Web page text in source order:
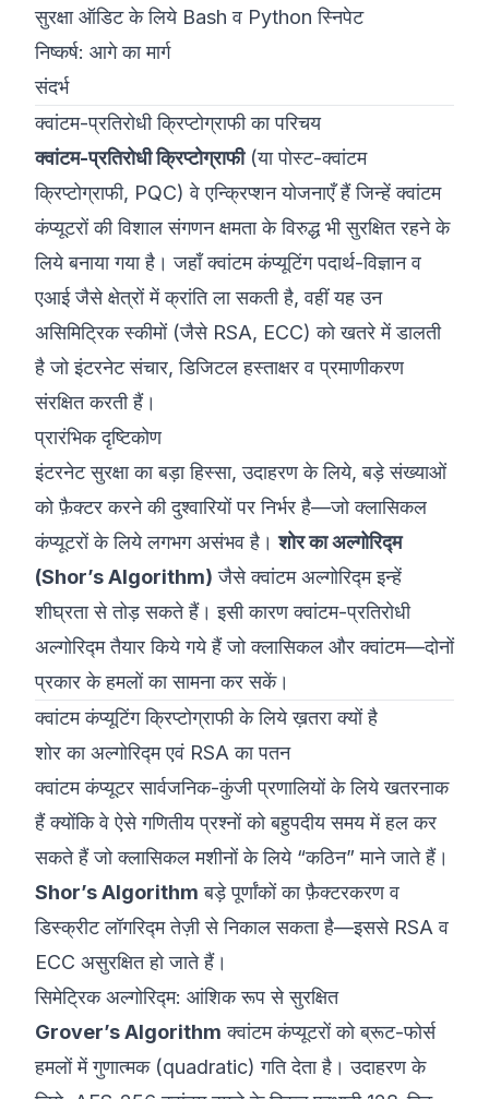
सुरक्षा ऑडिट के लिये Bash व Python स्निपेट
निष्कर्ष: आगे का मार्ग
संदर्भ
क्वांटम-प्रतिरोधी क्रिप्टोग्राफी का परिचय
क्वांटम-प्रतिरोधी क्रिप्टोग्राफी(या पोस्ट-क्वांटम
क्रिप्टोग्राफी, PQC) वे एन्क्रिप्शन योजनाएँ हैं जिन्हें क्वांटम
कंप्यूटरों की विशाल संगणन क्षमता के विरुद्ध भी सुरक्षित रहने के
लिये बनाया गया है। जहाँ क्वांटम कंप्यूटिंग पदार्थ-विज्ञान व
एआई जैसे क्षेत्रों में क्रांति ला सकती है, वहीं यह उन
असिमिट्रिक स्कीमों (जैसे RSA, ECC) को खतरे में डालती
है जो इंटरनेट संचार, डिजिटल हस्ताक्षर व प्रमाणीकरण
संरक्षित करती हैं।
प्रारंभिक दृष्टिकोण
इंटरनेट सुरक्षा का बड़ा हिस्सा, उदाहरण के लिये, बड़े संख्याओं
को फ़ैक्टर करने की दुश्वारियों पर निर्भर है—जो क्लासिकल
कंप्यूटरों के लिये लगभग असंभव है।शोर का अल्गोरिद्म
(Shor’s Algorithm) जैसे क्वांटम अल्गोरिद्म इन्हें
शीघ्रता से तोड़ सकते हैं। इसी कारण क्वांटम-प्रतिरोधी
अल्गोरिद्म तैयार किये गये हैं जो क्लासिकल और क्वांटम—दोनों
प्रकार के हमलों का सामना कर सकें।
क्वांटम कंप्यूटिंग क्रिप्टोग्राफी के लिये ख़तरा क्यों है
शोर का अल्गोरिद्म एवं RSA का पतन
क्वांटम कंप्यूटर सार्वजनिक-कुंजी प्रणालियों के लिये खतरनाक
हैं क्योंकि वे ऐसे गणितीय प्रश्नों को बहुपदीय समय में हल कर
सकते हैं जो क्लासिकल मशीनों के लिये “कठिन” माने जाते हैं।
Shor’s Algorithm बड़े पूर्णांकों का फ़ैक्टरकरण व
डिस्क्रीट लॉगरिद्म तेज़ी से निकाल सकता है—इससे RSA व
ECC असुरक्षित हो जाते हैं।
सिमेट्रिक अल्गोरिद्म: आंशिक रूप से सुरक्षित
Grover’s Algorithm क्वांटम कंप्यूटरों को ब्रूट-फोर्स
हमलों में गुणात्मक (quadratic) गति देता है। उदाहरण के